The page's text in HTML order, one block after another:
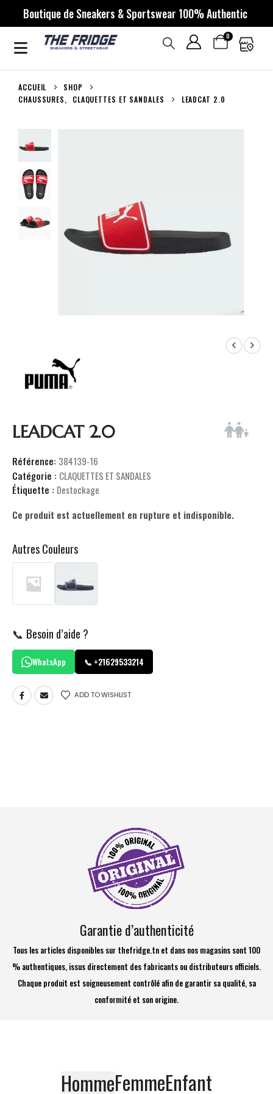
Boutique de Sneakers & Sportswear 100% Authentic
0
ACCUEIL
SHOP
CHAUSSURES, CLAQUETTES ET SANDALES LEADCAT 2.0
LEADCAT 2.0
Référence: 384139-16
Catégorie : CLAQUETTES ET SANDALES
Étiquette : Destockage
Ce produit est actuellement en rupture et indisponible.
Autres Couleurs
📞 Besoin d’aide ?
WhatsApp 📞 +21629533214
ADD TO WISHLIST
Garantie d’authenticité
Tous les articles disponibles sur thefridge.tn et dans nos magasins sont 100
% authentiques, issus directement des fabricants ou distributeurs officiels.
Chaque produit est soigneusement contrôlé afin de garantir sa qualité, sa
conformité et son origine.
HommeFemmeEnfant